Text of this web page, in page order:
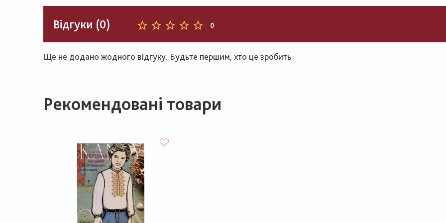
Відгуки (0) 0
Ще не додано жодного відгуку. Будьте першим, хто це зробить.
Рекомендовані товари